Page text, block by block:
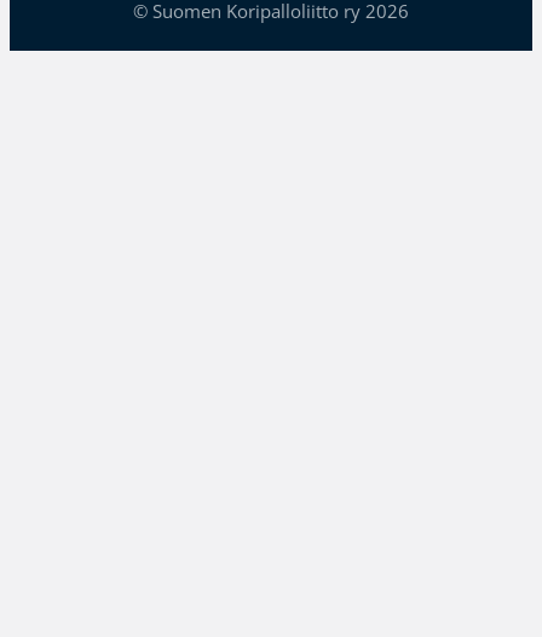
© Suomen Koripalloliitto ry 2026